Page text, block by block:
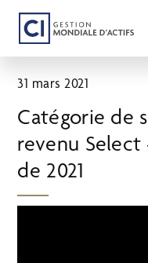
Passer
contenu
principal
31 mars 2021
Catégorie de
revenu Select
de 2021